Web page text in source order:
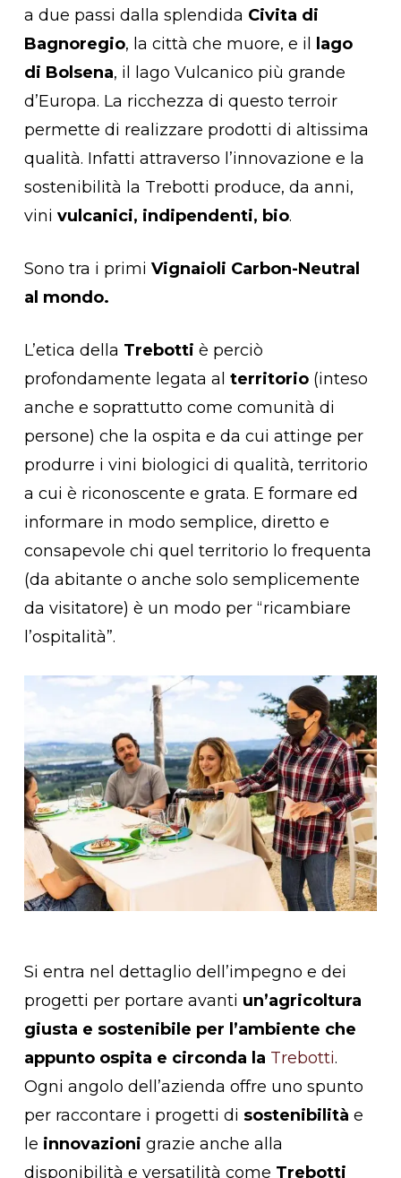
Nessun prodotto nel
carrello.
a due passi dalla splendida Civita di
Bagnoregio, la città che muore, e il lago
di Bolsena, il lago Vulcanico più grande
d’Europa. La ricchezza di questo terroir
permette di realizzare prodotti di altissima
qualità. Infatti attraverso l’innovazione e la
sostenibilità la Trebotti produce, da anni,
vini vulcanici, indipendenti, bio.
Sono tra i primi Vignaioli Carbon-Neutral
al mondo.
L’etica della Trebotti è perciò
profondamente legata al territorio(inteso
anche e soprattutto come comunità di
persone) che la ospita e da cui attinge per
produrre i vini biologici di qualità, territorio
a cui è riconoscente e grata. E formare ed
informare in modo semplice, diretto e
consapevole chi quel territorio lo frequenta
(da abitante o anche solo semplicemente
da visitatore) è un modo per “ricambiare
l’ospitalità”.
Si entra nel dettaglio dell’impegno e dei
progetti per portare avanti un’agricoltura
giusta e sostenibile per l’ambiente che
appunto ospita e circonda la Trebotti.
Ogni angolo dell’azienda offre uno spunto
per raccontare i progetti di sostenibilità e
le innovazioni grazie anche alla
disponibilità e versatilità come Trebotti